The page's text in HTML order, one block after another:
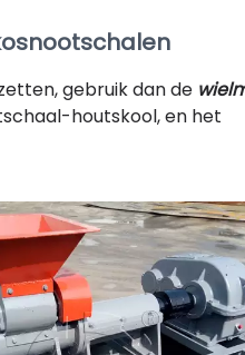
gebruik dan de
houtskool, en het